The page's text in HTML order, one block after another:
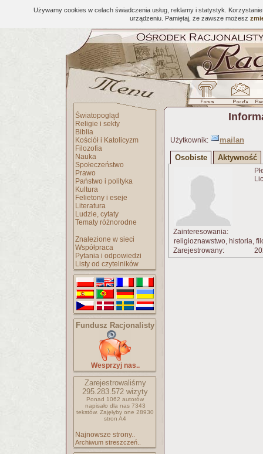
Używamy cookies w celach świadczenia usług, reklamy i statystyk.
urządzeniu. Pamiętaj, że zawsze możesz
Światopogląd
Religie i sekty
Biblia
Kościół i Katolicyzm
Filozofia
Nauka
Społeczeństwo
Prawo
Państwo i polityka
Kultura
Felietony i eseje
Literatura
Ludzie, cytaty
Tematy różnorodne
Znalezione w sieci
Współpraca
Pytania i odpowiedzi
Listy od czytelników
Fundusz Racjonalisty
Wesprzyj nas..
Zarejestrowaliśmy
295.283.572 wizyty
Ponad 1062 autorów
napisało dla nas 7343
tekstów. Zajęłyby one 28930
stron A4
Najnowsze strony..
Archiwum streszczeń..
Użytkownik:
mailan
Osobiste
Aktywność
Zainteresowania:
religioznawstwo, historia,
Zarejestrowany: